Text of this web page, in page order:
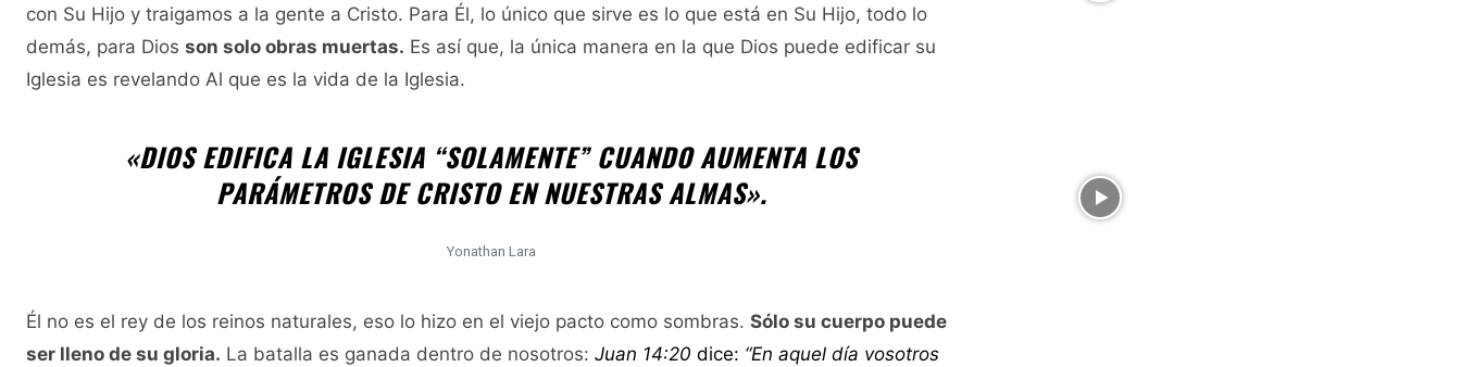
con Su Hijo y traigamos a la gente a Cristo. Para Él, lo único que sirve es lo que está en Su Hijo, todo lo
demás, para Dios son solo obras muertas. Es así que, la única manera en la que Dios puede edificar su
Iglesia es revelando Al que es la vida de la Iglesia.
«DIOS EDIFICA LA IGLESIA “SOLAMENTE” CUANDO AUMENTA LOS
PARÁMETROS DE CRISTO EN NUESTRAS ALMAS».
Yonathan Lara
Él no es el rey de los reinos naturales, eso lo hizo en el viejo pacto como sombras. Sólo su cuerpo puede
ser lleno de su gloria. La batalla es ganada dentro de nosotros: Juan 14:20 dice: “En aquel día vosotros